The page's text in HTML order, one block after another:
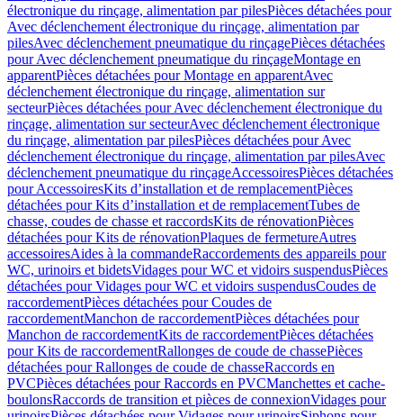
électronique du rinçage, alimentation par pilesPièces détachées pour
Avec déclenchement électronique du rinçage, alimentation par
pilesAvec déclenchement pneumatique du rinçagePièces détachées
pour Avec déclenchement pneumatique du rinçageMontage en
apparentPièces détachées pour Montage en apparentAvec
déclenchement électronique du rinçage, alimentation sur
secteurPièces détachées pour Avec déclenchement électronique du
rinçage, alimentation sur secteurAvec déclenchement électronique
du rinçage, alimentation par pilesPièces détachées pour Avec
déclenchement électronique du rinçage, alimentation par pilesAvec
déclenchement pneumatique du rinçageAccessoiresPièces détachées
pour AccessoiresKits d’installation et de remplacementPièces
détachées pour Kits d’installation et de remplacementTubes de
chasse, coudes de chasse et raccordsKits de rénovationPièces
détachées pour Kits de rénovationPlaques de fermetureAutres
accessoiresAides à la commandeRaccordements des appareils pour
WC, urinoirs et bidetsVidages pour WC et vidoirs suspendusPièces
détachées pour Vidages pour WC et vidoirs suspendusCoudes de
raccordementPièces détachées pour Coudes de
raccordementManchon de raccordementPièces détachées pour
Manchon de raccordementKits de raccordementPièces détachées
pour Kits de raccordementRallonges de coude de chassePièces
détachées pour Rallonges de coude de chasseRaccords en
PVCPièces détachées pour Raccords en PVCManchettes et cache-
boulonsRaccords de transition et pièces de connexionVidages pour